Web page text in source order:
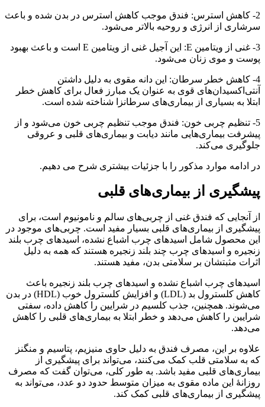
2- کاهش استرس: فندق موجب کاهش استرس در بدن شده و باعث
سرشاری از انرژی و روحیه بالاتر می‌شود.
3- غنی از ویتامین E: این آجیل غنی از ویتامین E است و باعث بهبود
پوست و موی زنان می‌شود.
4- کاهش خطر سرطان: این دانه مقوی به دلیل داشتن
آنتی‌اکسیدان‌های قوی به عنوان یک مبارز فعال برای کاهش خطر
ابتلا به بسیاری از بیماری‌های سرطانزا شناخته شده است.
5- تنظیم چربی خون: فندق موجب تنظیم چربی خون می‌شود و از
پیشرفت بیماری‌هایی مانند دیابت و بیماری‌های قلبی و عروقی
جلوگیری می‌کند.
در ادامه موارد مذکور را با جزئیات بیشتری شرح می دهیم.
پیشگیری از بیماری‌های قلبی
از آنجایی که فندق غنی از چربی‌های سالم و نامونیوم است، برای
پیشگیری از بیماری‌های قلبی بسیار مفید است. چربی‌های موجود در
این محصول شامل اسیدهای چرب اشباع نشده، اسیدهای چرب بلند
زنجیره و اسیدهای چرب چند بلند زنجیره هستند که همه به دلیل
اثرات مثبتشان بر سلامتی بدن، مفید هستند.
اسیدهای چرب اشباع نشده و اسیدهای چرب بلند زنجیره باعث
کاهش کلسترول بد (LDL) و افزایش کلسترول خوب (HDL) در بدن
می‌شوند. همچنین، جذب کلسیم در شرایین را کاهش داده، سفتی
شرایین را کاهش می‌دهد و خطر ابتلا به بیماری‌های قلبی را کاهش
می‌دهد.
علاوه بر این، مصرف فندق به دلیل حاوی منیزیم، پتاسیم و منگنز
که به سلامتی قلب کمک می‌کنند، می‌تواند برای پیشگیری از
بیماری‌های قلبی مفید باشد. به طور کلی، می‌توان گفت که مصرف
روزانهٔ این ماده مقوی به میزان متوسط حدود دو عدد، می‌تواند به
پیشگیری از بیماری‌های قلبی کمک کند.